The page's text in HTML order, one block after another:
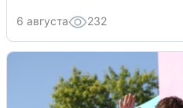
6 августа 232